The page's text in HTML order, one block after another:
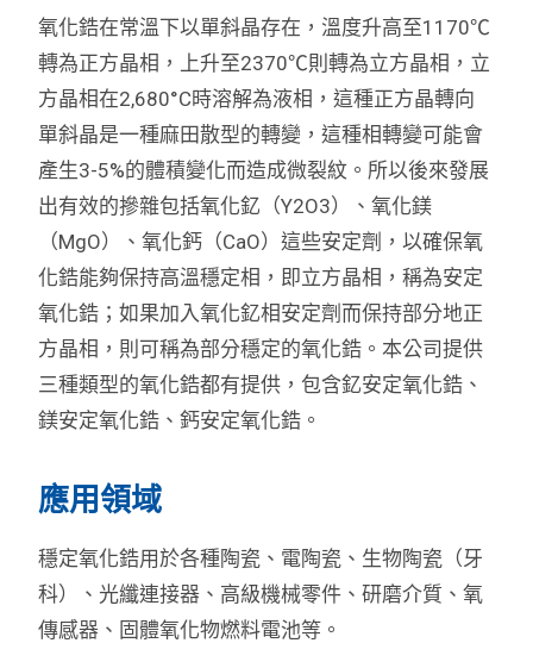
氧化鋯在常溫下以單斜晶存在，溫度升高至1170℃
轉為正方晶相，上升至2370℃則轉為立方晶相，立
方晶相在2,680°C時溶解為液相，這種正方晶轉向
單斜晶是一種麻田散型的轉變，這種相轉變可能會
產生3-5%的體積變化而造成微裂紋。所以後來發展
出有效的摻雜包括氧化釔（Y2O3）、氧化鎂
（MgO）、氧化鈣（CaO）這些安定劑，以確保氧
化鋯能夠保持高溫穩定相，即立方晶相，稱為安定
氧化鋯；如果加入氧化釔相安定劑而保持部分地正
方晶相，則可稱為部分穩定的氧化鋯。本公司提供
三種類型的氧化鋯都有提供，包含釔安定氧化鋯、
鎂安定氧化鋯、鈣安定氧化鋯。
應用領域
穩定氧化鋯用於各種陶瓷、電陶瓷、生物陶瓷（牙
科）、光纖連接器、高級機械零件、研磨介質、氧
傳感器、固體氧化物燃料電池等。